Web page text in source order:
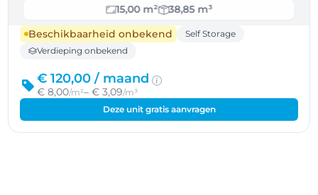
15,00 m²
38,85 m³
Beschikbaarheid onbekend
Self Storage
Verdieping onbekend
€ 120,00 / maand
€ 8,00/m²– € 3,09/m³
Deze unit gratis aanvragen